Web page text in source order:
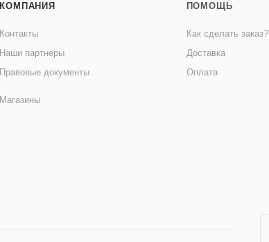
КОМПАНИЯ
Контакты
Наши партнеры
Правовые документы
Магазины
ПОМОЩЬ
Как сделать заказ?
Доставка
Оплата